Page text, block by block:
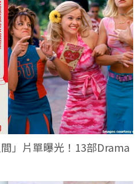
」片單曝光！13部Drama